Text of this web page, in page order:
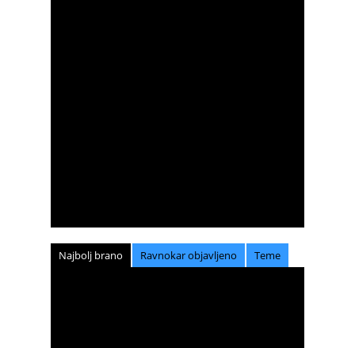
Najbolj brano Ravnokar objavljeno Teme